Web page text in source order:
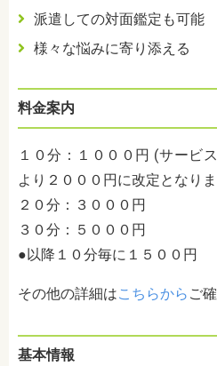
派遣しての対面鑑定も可能
様々な悩みに寄り添える
料金案内
１０分：１０００円 (サービ
より２０００円に改定となり
２０分：３０００円
３０分：５０００円
●以降１０分毎に１５００円
その他の詳細はこちらから ご
基本情報